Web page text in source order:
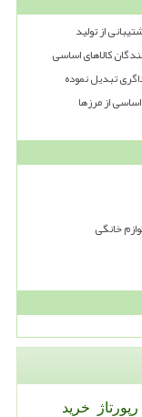
از تولید
تبدیل نموده
خانگی
رپورتاژ خرید